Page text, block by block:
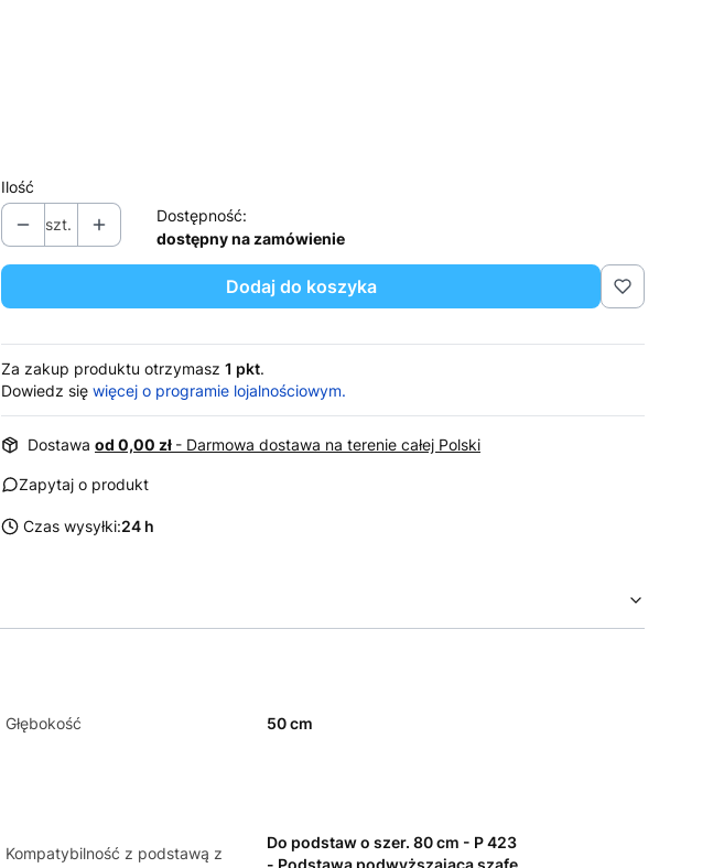
Ilość
szt.
Dostępność:
dostępny na zamówienie
Dodaj do koszyka
Za zakup produktu otrzymasz 1 pkt.
Dowiedz się więcej o programie lojalnościowym.
Dostawa od 0,00 zł - Darmowa dostawa na terenie całej Polski
Zapytaj o produkt
Czas wysyłki:24 h
Głębokość 50 cm
Kompatybilność z podstawą z
Do podstaw o szer. 80 cm - P 423
- Podstawa podwyższająca szafę